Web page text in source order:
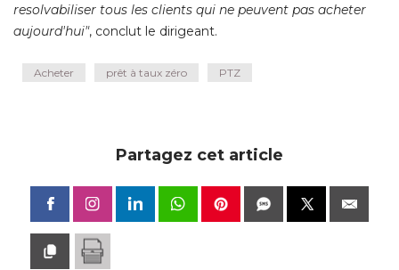
resolvabiliser tous les clients qui ne peuvent pas acheter
aujourd'hui", conclut le dirigeant.
Acheter prêt à taux zéro PTZ
Partagez cet article